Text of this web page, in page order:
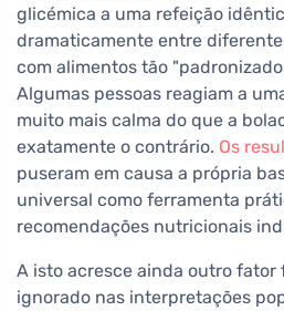
glicémica a uma refeição
dramaticamente entre
com alimentos tão
Algumas pessoas reagiam a
muito mais calma do que a
exatamente o contrário. Os
puseram em causa a própria
universal como ferramenta
recomendações nutricionais
A isto acresce ainda outro
ignorado nas interpretações